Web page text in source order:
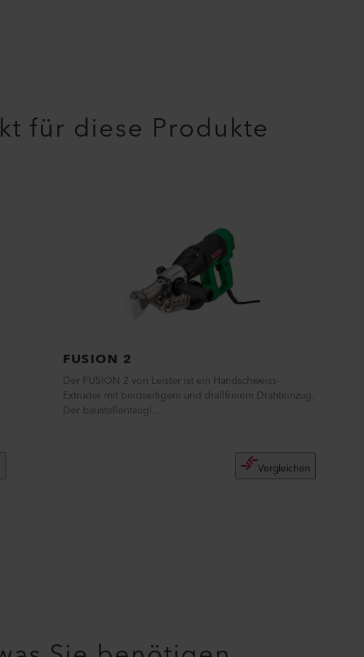
für diese Produkte
FUSION 2
Der FUSION 2 von Leister ist ein Handschweiss-
Extruder mit beidseitigem und drallfreiem Drahteinzug.
Der baustellentaugl...
Vergleichen